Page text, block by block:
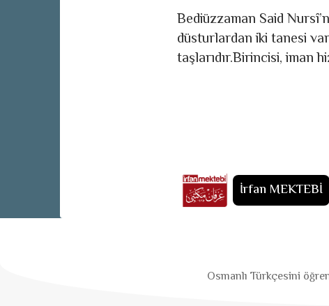
Bediüzzaman Said
düsturlardan iki tanesi
taşlarıdır.Birincisi, iman
İrfan MEKTEBİ
Osmanlı Türkçesini